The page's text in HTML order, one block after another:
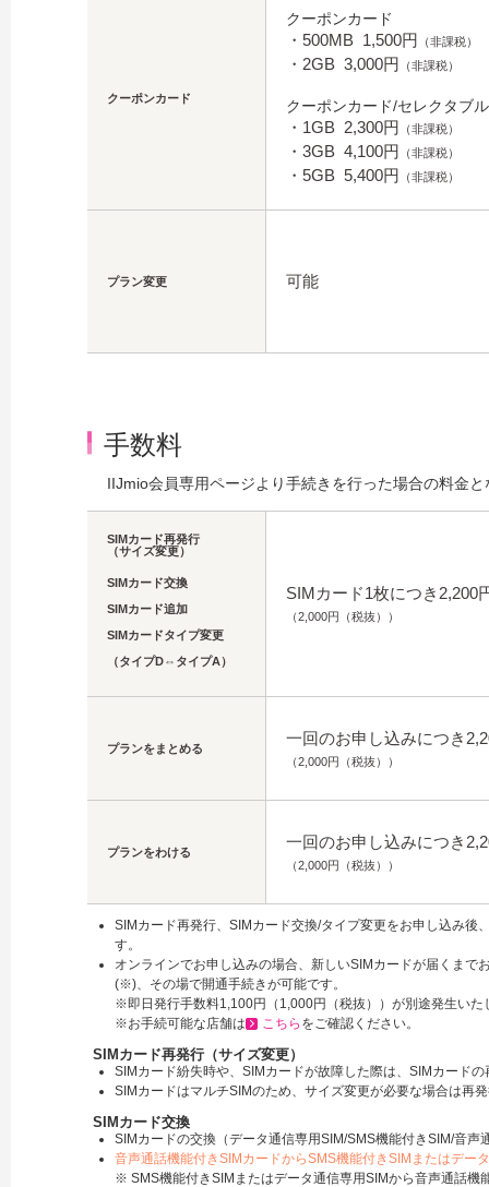
クーポンカード
クーポンカード
・500MB 1,500円 （非課税）
・2GB 3,000円 （非課税）
クーポンカード/セレクタブル
・1GB 2,300円 （非課税）
・3GB 4,100円 （非課税）
・5GB 5,400円 （非課税）
プラン変更 可能
手数料
IIJmio会員専用ページより手続きを行った場合の料金と
SIMカード再発行
（サイズ変更）
SIMカード交換
SIMカード追加
SIMカードタイプ変更
（タイプD⇔タイプA）
SIMカード1枚につき2,200
（2,000円（税抜））
プランをまとめる
一回のお申し込みにつき
（2,000円（税抜））
プランをわける
一回のお申し込みにつき
（2,000円（税抜））
SIMカード再発行、SIMカード交換/タイプ変更をお申し込み
す。
オンラインでお申し込みの場合、新しいSIMカードが届くま
(※)、その場で開通手続きが可能です。
※即日発行手数料1,100円（1,000円（税抜））が別途発生いた
※お手続可能な店舗は
こちら をご確認ください。
SIMカード再発行（サイズ変更）
SIMカード紛失時や、SIMカードが故障した際は、SIMカード
SIMカードはマルチSIMのため、サイズ変更が必要な場合は再
SIMカード交換
SIMカードの交換（データ通信専用SIM/SMS機能付きSIM/音声
音声通話機能付きSIMカードからSMS機能付きSIMまたはデー
※ SMS機能付きSIMまたはデータ通信専用SIMから音声通話